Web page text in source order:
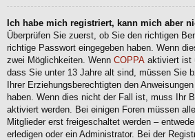
Ich habe mich registriert, kann mich aber
Überprüfen Sie zuerst, ob Sie den richtigen
richtige Passwort eingegeben haben. Wenn
zwei Möglichkeiten. Wenn COPPA aktiviert ist
dass Sie unter 13 Jahre alt sind, müssen Sie
Ihrer Erziehungsberechtigten den
haben. Wenn dies nicht der Fall ist, muss Ihr
aktiviert werden. Bei einigen Foren müssen
Mitglieder erst freigeschaltet werden –
erledigen oder ein Administrator. Bei der